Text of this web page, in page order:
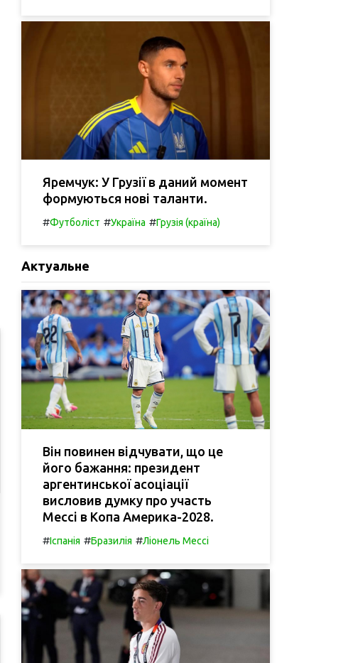
Яремчук: У Грузії в даний момент
формуються нові таланти.
#Футболіст #Україна #Грузія (країна)
Актуальне
Він повинен відчувати, що це
його бажання: президент
аргентинської асоціації
висловив думку про участь
Мессі в Копа Америка-2028.
#Іспанія #Бразилія #Ліонель Мессі